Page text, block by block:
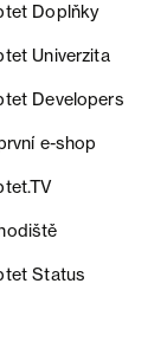
Doplňky
Univerzita
Developers
e-shop
Status